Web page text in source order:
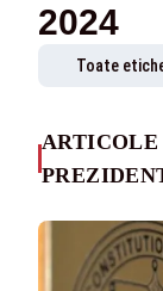
2024
Toate